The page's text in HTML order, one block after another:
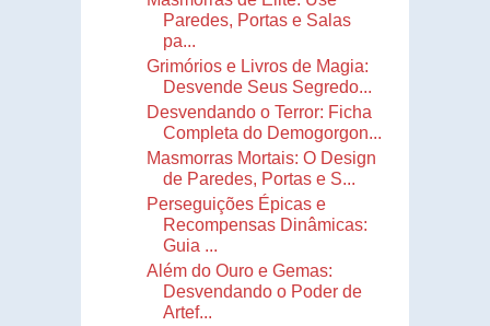
Paredes, Portas e Salas
pa...
Grimórios e Livros de Magia:
Desvende Seus Segredo...
Desvendando o Terror: Ficha
Completa do Demogorgon...
Masmorras Mortais: O Design
de Paredes, Portas e S...
Perseguições Épicas e
Recompensas Dinâmicas:
Guia ...
Além do Ouro e Gemas:
Desvendando o Poder de
Artef...